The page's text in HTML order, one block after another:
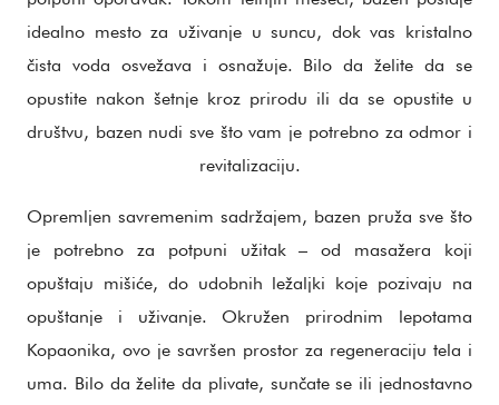
idealno mesto za uživanje u suncu, dok vas kristalno
čista voda osvežava i osnažuje. Bilo da želite da se
opustite nakon šetnje kroz prirodu ili da se opustite u
društvu, bazen nudi sve što vam je potrebno za odmor i
revitalizaciju.
Opremljen savremenim sadržajem, bazen pruža sve što
je potrebno za potpuni užitak – od masažera koji
opuštaju mišiće, do udobnih ležaljki koje pozivaju na
opuštanje i uživanje. Okružen prirodnim lepotama
Kopaonika, ovo je savršen prostor za regeneraciju tela i
uma. Bilo da želite da plivate, sunčate se ili jednostavno